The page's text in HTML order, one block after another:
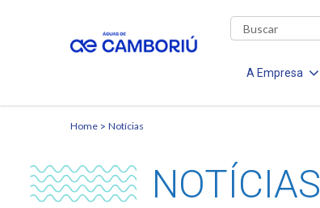
A Empresa
Home Notícias
NOTÍCIAS